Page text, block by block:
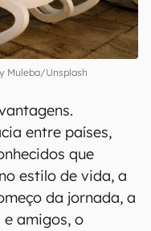
Muleba/Unsplash
entre países,
que
estilo de vida, a
da jornada, a
amigos, o